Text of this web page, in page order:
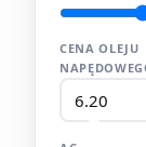
CENA OLEJU